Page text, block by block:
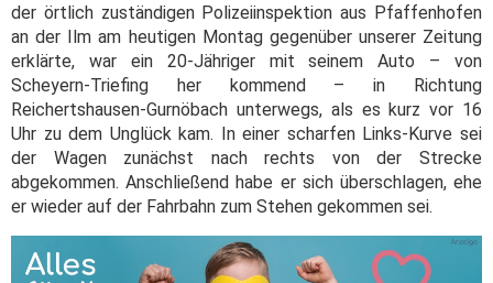
der örtlich zuständigen Polizeiinspektion aus Pfaffenhofen
an der Ilm am heutigen Montag gegenüber unserer Zeitung
erklärte, war ein 20-Jähriger mit seinem Auto – von
Scheyern-Triefing her kommend – in Richtung
Reichertshausen-Gurnöbach unterwegs, als es kurz vor 16
Uhr zu dem Unglück kam. In einer scharfen Links-Kurve sei
der Wagen zunächst nach rechts von der Strecke
abgekommen. Anschließend habe er sich überschlagen, ehe
er wieder auf der Fahrbahn zum Stehen gekommen sei.